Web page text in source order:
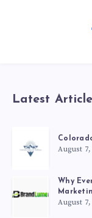
Latest
August 7,
Why
August 7,